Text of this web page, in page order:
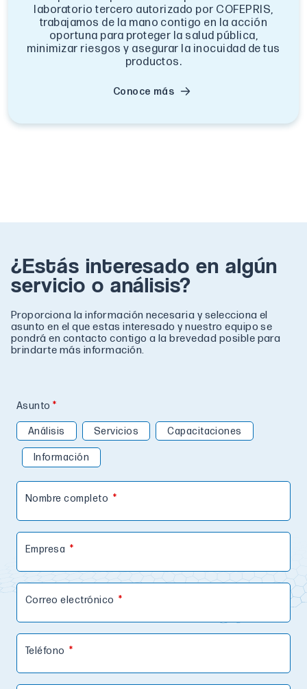
laboratorio tercero autorizado por COFEPRIS,
trabajamos de la mano contigo en la acción
oportuna para proteger la salud pública,
minimizar riesgos y asegurar la inocuidad de tus
productos.
Conoce más
¿Estás interesado en algún
servicio o análisis?
Proporciona la información necesaria y selecciona el
asunto en el que estas interesado y nuestro equipo se
pondrá en contacto contigo a la brevedad posible para
brindarte más información.
Asunto
Análisis Servicios Capacitaciones
Información
Nombre completo
Empresa
Correo electrónico
Teléfono